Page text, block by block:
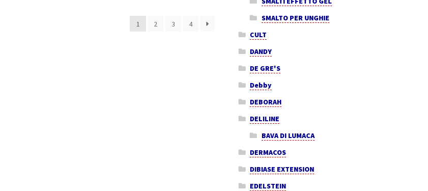
1 2 3 4
SMALTO PER UNGHIE
CULT
DANDY
DE GRE'S
Debby
DEBORAH
DELILINE
BAVA DI LUMACA
DERMACOS
DIBIASE EXTENSION
EDELSTEIN